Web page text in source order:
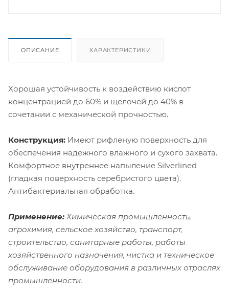
ОПИСАНИЕ ХАРАКТЕРИСТИКИ
Хорошая устойчивость к воздействию кислот
концентрацией до 60% и щелочей до 40% в
сочетании с механической прочностью.
Конструкция: Имеют рифленую поверхность для
обеспечения надежного влажного и сухого захвата.
Комфортное внутреннее напыление Silverlined
(гладкая поверхность серебристого цвета).
Антибактериальная обработка.
Применение: Химическая промышленность,
агрохимия, сельское хозяйство, транспорт,
строительство, санитарные работы, работы
хозяйственного назначения, чистка и техническое
обслуживание оборудования в различных отраслях
промышленности.